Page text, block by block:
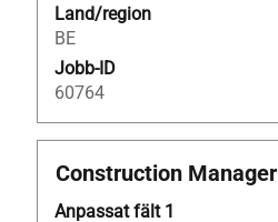
Land/region
BE
Jobb-ID
60764
Titel
Construction Manager
Anpassat fält 1
Klicka
blankstegstangenten